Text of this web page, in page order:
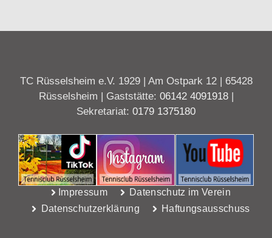
TC Rüsselsheim e.V. 1929 | Am Ostpark 12 | 65428
Rüsselsheim | Gaststätte: 06142 4091918|
Sekretariat: 0179 1375180
Impressum
Datenschutz im Verein
Datenschutzerklärung
Haftungsausschuss